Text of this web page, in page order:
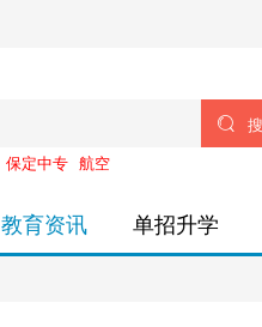

保定中专 航空
教育资讯 单招升学